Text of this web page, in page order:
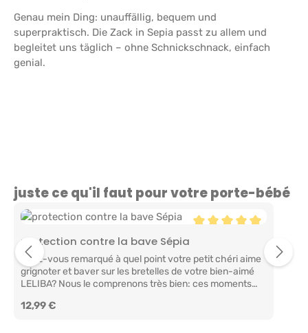
Genau mein Ding: unauffällig, bequem und
superpraktisch. Die Zack in Sepia passt zu allem und
begleitet uns täglich – ohne Schnickschnack, einfach
genial.
Ignorer la galerie de produits
juste ce qu'il faut pour votre porte-bébé
protection contre la bave Sépia
Avez-vous remarqué à quel point votre petit chéri aime
grignoter et baver sur les bretelles de votre bien-aimé
LELIBA? Nous le comprenons très bien: ces moments
pourquoi nous vous recommandons nos protège-
Prix régulier :
12,99 €